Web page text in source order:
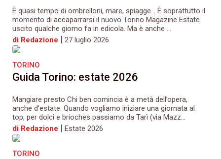
È quasi tempo di ombrelloni, mare, spiagge… È soprattutto il
momento di accaparrarsi il nuovo Torino Magazine Estate
uscito qualche giorno fa in edicola. Ma è anche ...
di Redazione | 27 luglio 2026
TORINO
Guida Torino: estate 2026
Mangiare presto Chi ben comincia è a metà dell’opera,
anche d’estate. Quando vogliamo iniziare una giornata al
top, per dolci e brioches passiamo da Tarì (via Mazz...
di Redazione | Estate 2026
TORINO